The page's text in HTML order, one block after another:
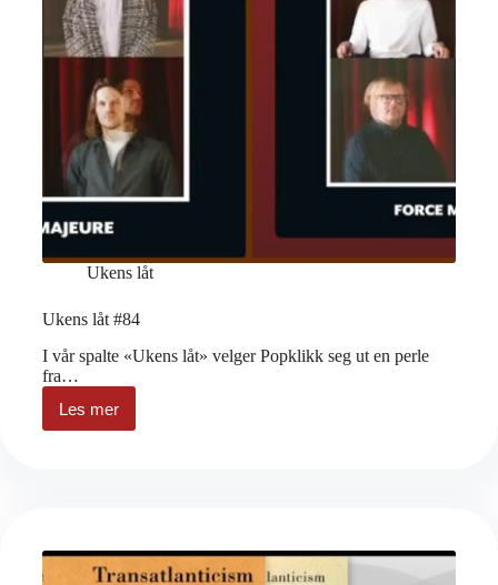
Ukens låt
Ukens låt #84
I vår spalte «Ukens låt» velger Popklikk seg ut en perle
fra…
Les mer
Ukens
låt